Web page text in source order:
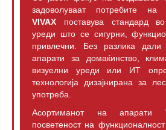
задоволуваат потребите на
VIVAX поставува стандард
уреди што се сигурни,
привлечни. Без разлика дали
апарати за домаќинство,
визуелни уреди или ИТ
технологија дизајнирана за
употреба.
Асортиманот на апарати
посветеност на